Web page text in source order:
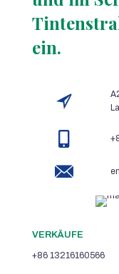
ein.
VERKÄUFE
+86 13216160566